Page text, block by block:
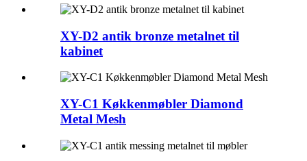
XY-D2 antik bronze metalnet til
kabinet
XY-C1 Køkkenmøbler Diamond
Metal Mesh